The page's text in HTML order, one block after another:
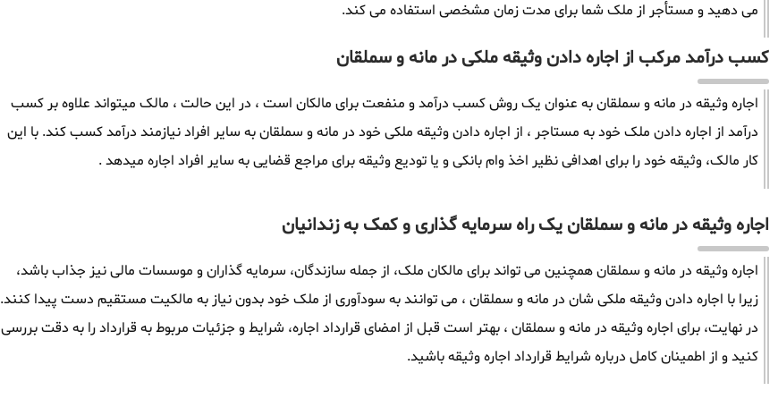
می دهید و مستأجر از ملک شما برای مدت زمان مشخصی استفاده می کند.
کسب درآمد مرکب از اجاره دادن وثیقه ملکی در مانه و سملقان
اجاره وثیقه در مانه و سملقان به عنوان یک روش کسب درآمد و منفعت برای مالکان است ، در این حالت ، مالک میتواند علاوه بر کسب
درآمد از اجاره دادن ملک خود به مستاجر ، از اجاره دادن وثیقه ملکی خود در مانه و سملقان به سایر افراد نیازمند درآمد کسب کند. با این
کار مالک، وثیقه خود را برای اهدافی نظیر اخذ وام بانکی و یا تودیع وثیقه برای مراجع قضایی به سایر افراد اجاره میدهد .
اجاره وثیقه در مانه و سملقان یک راه سرمایه گذاری و کمک به زندانیان
اجاره وثیقه در مانه و سملقان همچنین می تواند برای مالکان ملک، از جمله سازندگان، سرمایه گذاران و موسسات مالی نیز جذاب باشد،
زیرا با اجاره دادن وثیقه ملکی شان در مانه و سملقان ، می توانند به سودآوری از ملک خود بدون نیاز به مالکیت مستقیم دست پیدا کنند.
در نهایت، برای اجاره وثیقه در مانه و سملقان ، بهتر است قبل از امضای قرارداد اجاره، شرایط و جزئیات مربوط به قرارداد را به دقت بررسی
کنید و از اطمینان کامل درباره شرایط قرارداد اجاره وثیقه باشید.